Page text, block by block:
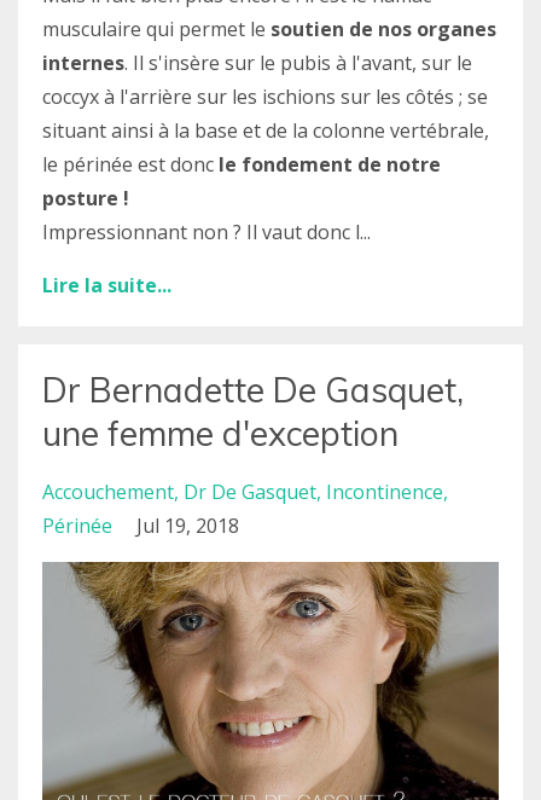
musculaire qui permet le soutien de nos organes
internes. Il s'insère sur le pubis à l'avant, sur le
coccyx à l'arrière sur les ischions sur les côtés ; se
situant ainsi à la base et de la colonne vertébrale,
le périnée est donc le fondement de notre
posture !
Impressionnant non ? Il vaut donc l...
Lire la suite...
Dr Bernadette De Gasquet,
une femme d'exception
Accouchement Dr De Gasquet Incontinence
Périnée
Jul 19, 2018